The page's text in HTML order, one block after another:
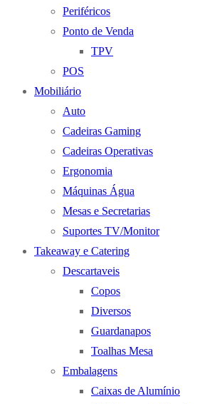
Periféricos
Ponto de Venda
TPV
POS
Mobiliário
Auto
Cadeiras Gaming
Cadeiras Operativas
Ergonomia
Máquinas Água
Mesas e Secretarias
Suportes TV/Monitor
Takeaway e Catering
Descartaveis
Copos
Diversos
Guardanapos
Toalhas Mesa
Embalagens
Caixas de Alumínio